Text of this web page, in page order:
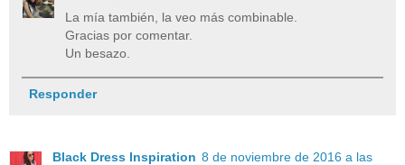
La mía también, la veo más combinable.
Gracias por comentar.
Un besazo.
Responder
Black Dress Inspiration 8 de noviembre de 2016 a las